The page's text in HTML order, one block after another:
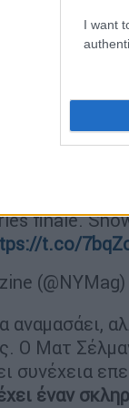
I want
αν το έγραφε
Vulture ότι η
τυπικά
δημοτικό
την
TV’s
finale.
t.co/
(@NYMag)
αναμασάει,
Ο Ματ
συνέχεια
έναν